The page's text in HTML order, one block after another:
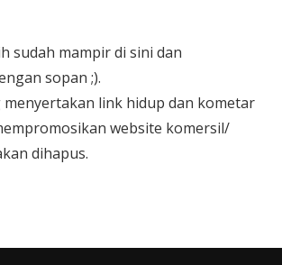
sudah mampir di sini dan
sopan ;).
menyertakan link hidup dan kometar
website komersil/
dihapus.